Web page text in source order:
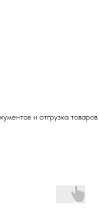
и отгрузка товаров